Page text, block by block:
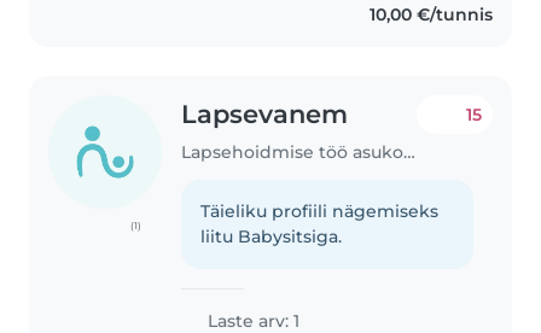
10,00 €/tunnis
(1)
Lapsevanem
Lapsehoidmise töö asukohas Tallinn
15
Täieliku profiili nägemiseks
liitu Babysitsiga.
Laste arv: 1